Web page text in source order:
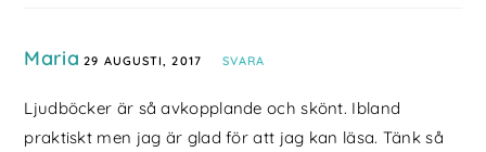
Maria 29 AUGUSTI, 2017 SVARA
Ljudböcker är så avkopplande och skönt. Ibland
praktiskt men jag är glad för att jag kan läsa. Tänk så